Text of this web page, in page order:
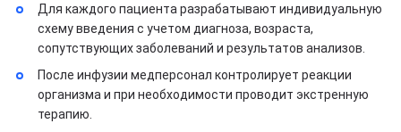
Для каждого пациента разрабатывают индивидуальную
схему введения с учетом диагноза, возраста,
сопутствующих заболеваний и результатов анализов.
После инфузии медперсонал контролирует реакции
организма и при необходимости проводит экстренную
терапию.